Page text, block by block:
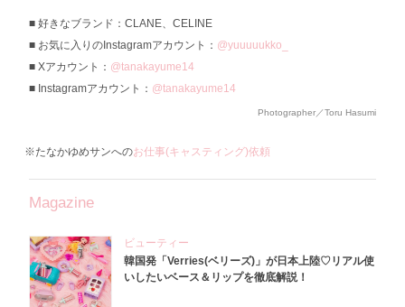
好きなブランド：CLANE、CELINE
お気に入りのInstagramアカウント： @yuuuuukko_
Xアカウント： @tanakayume14
Instagramアカウント： @tanakayume14
Photographer／Toru Hasumi
※たなかゆめサンへのお仕事(キャスティング)依頼
Magazine
ビューティー
韓国発「Verries(ベリーズ)」が日本上陸♡リアル使
いしたいベース＆リップを徹底解説！